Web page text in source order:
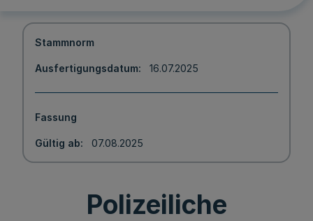
Stammnorm
Ausfertigungsdatum 16.07.2025
Fassung
Gültig ab 07.08.2025
Polizeiliche